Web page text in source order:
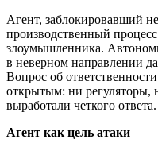
Агент, заблокировавший
производственный
злоумышленника.
в неверном направлении
Вопрос об
открытым: ни регуляторы,
выработали четкого ответа.
Агент как цель атаки